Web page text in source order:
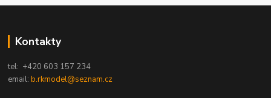
Kontakty
tel: +420 603 157 234
email:b.rkmodel@seznam.cz